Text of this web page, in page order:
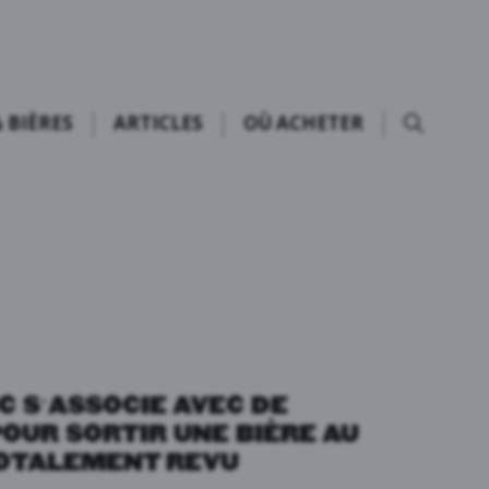
ARTICLES OÙ ACHETER
S’ASSOCIE AVEC DE
SORTIR UNE BIÈRE AU
REVU